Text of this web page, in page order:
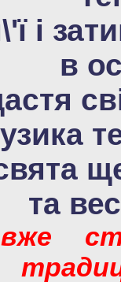
і
в
та